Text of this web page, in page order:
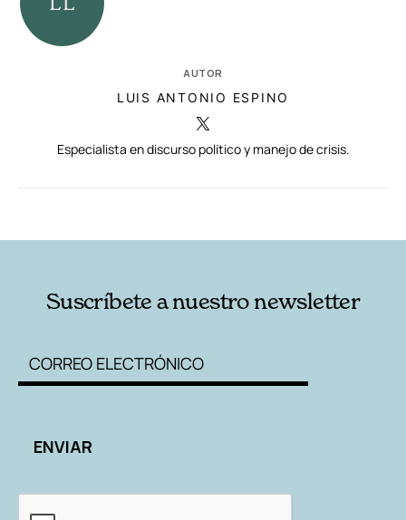
AUTOR
LUIS ANTONIO ESPINO
Especialista en discurso político y manejo de crisis.
Suscríbete a nuestro newsletter